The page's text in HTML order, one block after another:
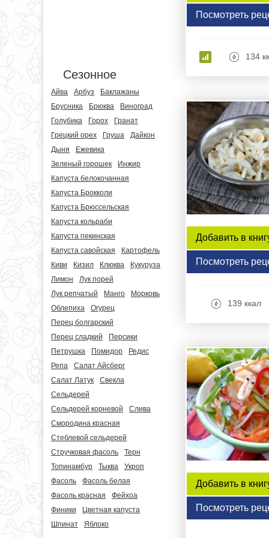
Сезонное
Айва Арбуз
Баклажаны
Брусника
Брюква
Виноград
Голубика
Горох
Гранат
Грецкий орех
Груша
Дайкон
Дыня
Ежевика
Зеленый горошек
Инжир
Капуста белокочанная
Капуста Брокколи
Капуста Брюссельская
Капуста кольраби
Капуста пекинская
Капуста савойская
Картофель
Киви
Кизил Клюква
Кукуруза
Лимон
Лук порей
Лук репчатый
Манго
Морковь
Облепиха
Огурец
Перец болгарский
Перец сладкий
Персики
Петрушка
Помидор
Редис
Репа
Салат Айсберг
Салат Латук
Свекла
Сельдерей
Сельдерей корневой
Слива
Смородина красная
Стеблевой сельдерей
Стручковая фасоль
Терн
Топинамбур
Тыква
Укроп
Фасоль
Фасоль белая
Фасоль красная
Фейхоа
Финики
Цветная капуста
Шпинат
Яблоко
Посмотреть
134
Добавить в
Посмотреть
139 ккал
Добавить в
Посмотреть